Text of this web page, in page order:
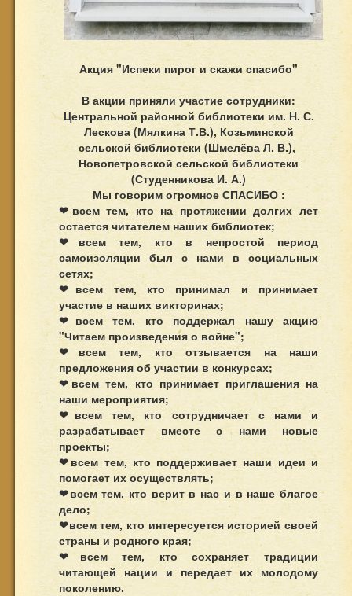
Акция "Испеки пирог и скажи спасибо"
В акции приняли участие сотрудники:
Центральной районной библиотеки им. Н. С.
Лескова (Мялкина Т.В.), Козьминской
сельской библиотеки (Шмелёва Л. В.),
Новопетровской сельской библиотеки
(Студенникова И. А.)
Мы говорим огромное СПАСИБО :
❤всем тем, кто на протяжении долгих лет
остается читателем наших библиотек;
❤всем тем, кто в непростой период
самоизоляции был с нами в социальных
сетях;
❤всем тем, кто принимал и принимает
участие в наших викторинах;
❤всем тем, кто поддержал нашу акцию
"Читаем произведения о войне";
❤всем тем, кто отзывается на наши
предложения об участии в конкурсах;
❤всем тем, кто принимает приглашения на
наши мероприятия;
❤всем тем, кто сотрудничает с нами и
разрабатывает вместе с нами новые
проекты;
❤всем тем, кто поддерживает наши идеи и
помогает их осуществлять;
❤всем тем, кто верит в нас и в наше благое
дело;
❤всем тем, кто интересуется историей своей
страны и родного края;
❤всем тем, кто сохраняет традиции
читающей нации и передает их молодому
поколению.